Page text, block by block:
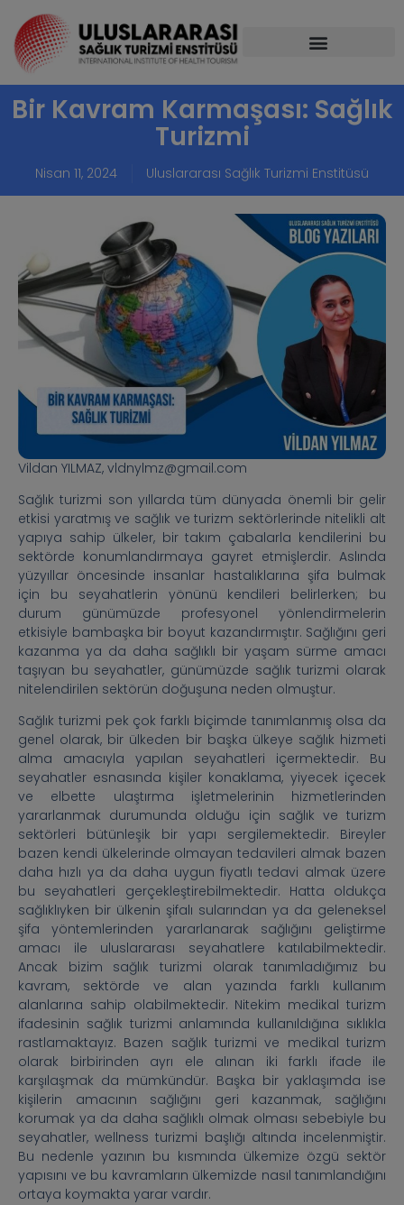
Bir Kavram Karmaşası: Sağlık
Turizmi
Nisan 11, 2024 Uluslararası Sağlık Turizmi Enstitüsü
Vildan YILMAZ, vldnylmz@gmail.com
Sağlık turizmi son yıllarda tüm dünyada önemli bir gelir
etkisi yaratmış ve sağlık ve turizm sektörlerinde nitelikli alt
yapıya sahip ülkeler, bir takım çabalarla kendilerini bu
sektörde konumlandırmaya gayret etmişlerdir. Aslında
yüzyıllar öncesinde insanlar hastalıklarına şifa bulmak
için bu seyahatlerin yönünü kendileri belirlerken; bu
durum günümüzde profesyonel yönlendirmelerin
etkisiyle bambaşka bir boyut kazandırmıştır. Sağlığını geri
kazanma ya da daha sağlıklı bir yaşam sürme amacı
taşıyan bu seyahatler, günümüzde sağlık turizmi olarak
nitelendirilen sektörün doğuşuna neden olmuştur.
Sağlık turizmi pek çok farklı biçimde tanımlanmış olsa da
genel olarak, bir ülkeden bir başka ülkeye sağlık hizmeti
alma amacıyla yapılan seyahatleri içermektedir. Bu
seyahatler esnasında kişiler konaklama, yiyecek içecek
ve elbette ulaştırma işletmelerinin hizmetlerinden
yararlanmak durumunda olduğu için sağlık ve turizm
sektörleri bütünleşik bir yapı sergilemektedir. Bireyler
bazen kendi ülkelerinde olmayan tedavileri almak bazen
daha hızlı ya da daha uygun fiyatlı tedavi almak üzere
bu seyahatleri gerçekleştirebilmektedir. Hatta oldukça
sağlıklıyken bir ülkenin şifalı sularından ya da geleneksel
şifa yöntemlerinden yararlanarak sağlığını geliştirme
amacı ile uluslararası seyahatlere katılabilmektedir.
Ancak bizim sağlık turizmi olarak tanımladığımız bu
kavram, sektörde ve alan yazında farklı kullanım
alanlarına sahip olabilmektedir. Nitekim medikal turizm
ifadesinin sağlık turizmi anlamında kullanıldığına sıklıkla
rastlamaktayız. Bazen sağlık turizmi ve medikal turizm
olarak birbirinden ayrı ele alınan iki farklı ifade ile
karşılaşmak da mümkündür. Başka bir yaklaşımda ise
kişilerin amacının sağlığını geri kazanmak, sağlığını
korumak ya da daha sağlıklı olmak olması sebebiyle bu
seyahatler, wellness turizmi başlığı altında incelenmiştir.
Bu nedenle yazının bu kısmında ülkemize özgü sektör
yapısını ve bu kavramların ülkemizde nasıl tanımlandığını
ortaya koymakta yarar vardır.